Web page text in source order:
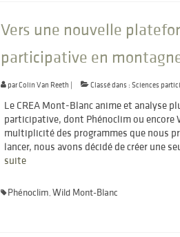
Vers une nouvelle
participative en
parColin Van Reeth | Classé dans : Sciences
Le CREA Mont-Blanc anime et analyse
participative, dont Phénoclim ou encore
multiplicité des programmes que nous
lancer, nous avons décidé de créer une
suite­­
Phénoclim Wild Mont-Blanc